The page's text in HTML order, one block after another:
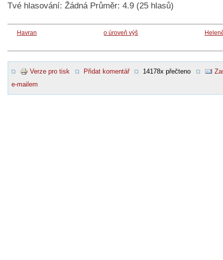
Tvé hlasování: Žádná Průměr: 4.9 (25 hlasů)
Havran o úroveň výš
Verze pro tisk Přidat komentář 14178x přečteno
e-mailem